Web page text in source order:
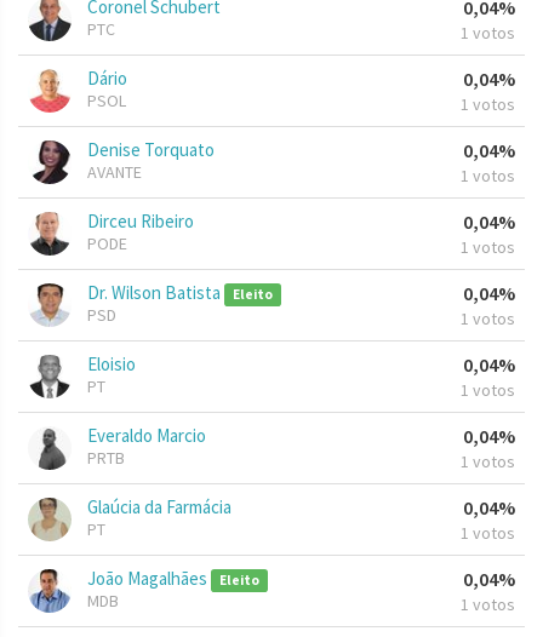
Coronel Schubert
PTC
0,04%
1 votos
Dário
PSOL
0,04%
1 votos
Denise Torquato
AVANTE
0,04%
1 votos
Dirceu Ribeiro
PODE
0,04%
1 votos
Dr. Wilson Batista Eleito
PSD
0,04%
1 votos
Eloisio
PT
0,04%
1 votos
Everaldo Marcio
PRTB
0,04%
1 votos
Glaúcia da Farmácia
PT
0,04%
1 votos
João Magalhães Eleito
MDB
0,04%
1 votos